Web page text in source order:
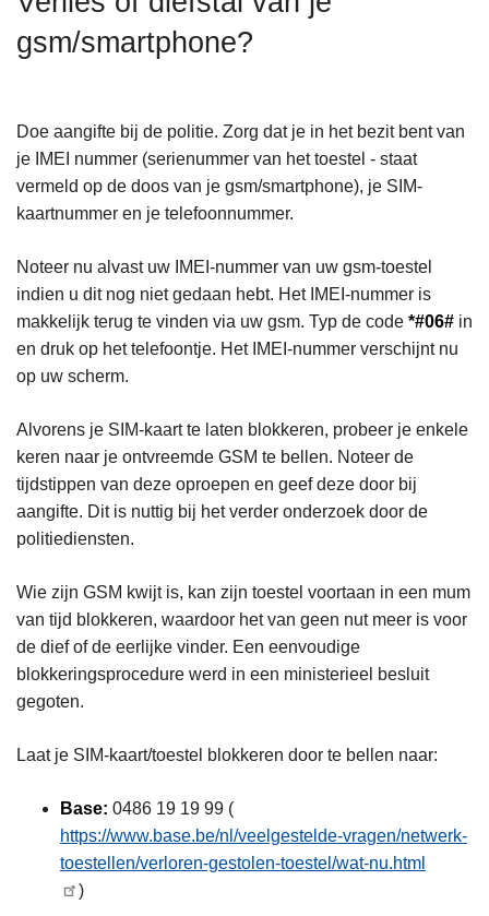
gsm/smartphone?
Doe aangifte bij de politie. Zorg dat je in het bezit bent van
je IMEI nummer (serienummer van het toestel - staat
vermeld op de doos van je gsm/smartphone), je SIM-
kaartnummer en je telefoonnummer.
Noteer nu alvast uw IMEI-nummer van uw gsm-toestel
indien u dit nog niet gedaan hebt. Het IMEI-nummer is
makkelijk terug te vinden via uw gsm. Typ de code *#06# in
en druk op het telefoontje. Het IMEI-nummer verschijnt nu
op uw scherm.
Alvorens je SIM-kaart te laten blokkeren, probeer je enkele
keren naar je ontvreemde GSM te bellen. Noteer de
tijdstippen van deze oproepen en geef deze door bij
aangifte. Dit is nuttig bij het verder onderzoek door de
politiediensten.
Wie zijn GSM kwijt is, kan zijn toestel voortaan in een mum
van tijd blokkeren, waardoor het van geen nut meer is voor
de dief of de eerlijke vinder. Een eenvoudige
blokkeringsprocedure werd in een ministerieel besluit
gegoten.
Laat je SIM-kaart/toestel blokkeren door te bellen naar:
Base: 0486 19 19 99 (
https://www.base.be/nl/veelgestelde-vragen/netwerk-
toestellen/verloren-gestolen-toestel/wat-nu.html
)